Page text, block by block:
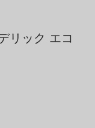
リック エコ